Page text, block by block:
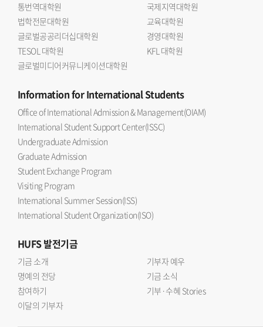
통번역대학원
국제지역대학원
법학전문대학원
교육대학원
글로벌공공리더십대학원
경영대학원
TESOL 대학원
KFL 대학원
글로벌미디어커뮤니케이션대학원
Informationfor International Students
Office of International Admission & Management(OIAM)
International Student Support Center(ISSC)
Undergraduate Admission
Graduate Admission
Student Exchange Program
Visiting Program
International Summer Session(ISS)
International Student Organization(ISO)
HUFS발전기금
기금 소개
기부자 예우
명예의 전당
기금 소식
참여하기
기부·수혜 Stories
이달의 기부자